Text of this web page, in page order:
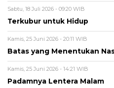
Sabtu, 18 Juli 2026 - 09:20 WIB
Terkubur untuk Hidup
Kamis, 25 Juni 2026 - 20:11 WIB
Batas yang Menentukan
Kamis, 25 Juni 2026 - 14:21 WIB
Padamnya Lentera Malam